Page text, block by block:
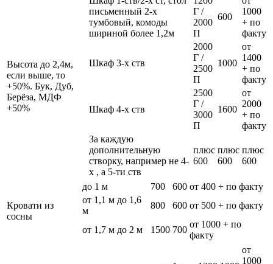
Высота до 2,4м,
если выше, то
+50%. Бук, Дуб,
Берёза, МДФ
+50%
письменный 2-х
тумбовый, комоды
шириной более 1,2м
Г /
2000
П
600
1000
+ по
факту
Шкаф 3-х ств
2000
Г /
2500
П
1000
от
1400
+ по
факту
Шкаф 4-х ств
2500
Г /
3000
П
1600
от
2000
+ по
факту
За каждую
дополнительную
створку, например не 4-
х , а 5-ти ств
плюс
600
плюс
600
плюс
600
Кровати из
сосны
до 1 м 700 600 от 400 + по факту
от 1,1 м до 1,6
м
800 600 от 500 + по факту
от 1,7 м до 2 м 1500 700
от 1000 + по
факту
от
1000